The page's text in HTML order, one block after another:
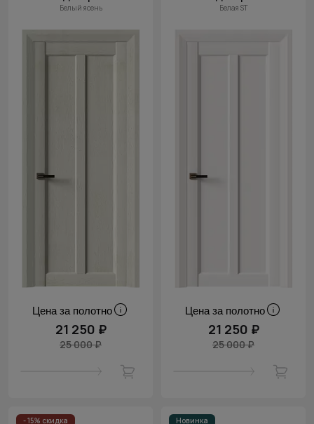
Белый ясень
Цена за полотно
21 250 ₽
25 000 ₽
Белая ST
Цена за полотно
21 250 ₽
25 000 ₽
- 15% скидка Новинка